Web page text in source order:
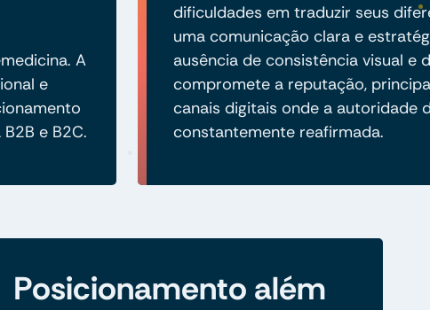
A
e
e B2C.
dificuldades em traduzir seus
uma comunicação clara e
ausência de consistência visual e
compromete a reputação,
canais digitais onde a autoridade
constantemente reafirmada.
Posicionamento além